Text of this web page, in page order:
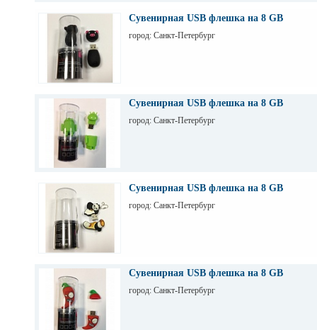
Сувенирная USB флешка на 8 GB
город: Санкт-Петербург
Сувенирная USB флешка на 8 GB
город: Санкт-Петербург
Сувенирная USB флешка на 8 GB
город: Санкт-Петербург
Сувенирная USB флешка на 8 GB
город: Санкт-Петербург